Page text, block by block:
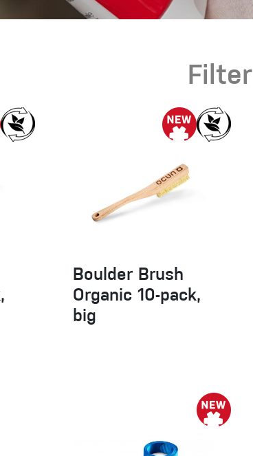
Kletterhose
Jacke
Filter
Boulder Brush
Organic 10-pack,
big